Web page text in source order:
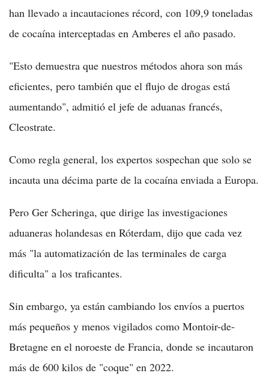
han llevado a incautaciones récord, con 109,9 toneladas
de cocaína interceptadas en Amberes el año pasado.
"Esto demuestra que nuestros métodos ahora son más
eficientes, pero también que el flujo de drogas está
aumentando", admitió el jefe de aduanas francés,
Cleostrate.
Como regla general, los expertos sospechan que solo se
incauta una décima parte de la cocaína enviada a Europa.
Pero Ger Scheringa, que dirige las investigaciones
aduaneras holandesas en Róterdam, dijo que cada vez
más "la automatización de las terminales de carga
dificulta" a los traficantes.
Sin embargo, ya están cambiando los envíos a puertos
más pequeños y menos vigilados como Montoir-de-
Bretagne en el noroeste de Francia, donde se incautaron
más de 600 kilos de "coque" en 2022.